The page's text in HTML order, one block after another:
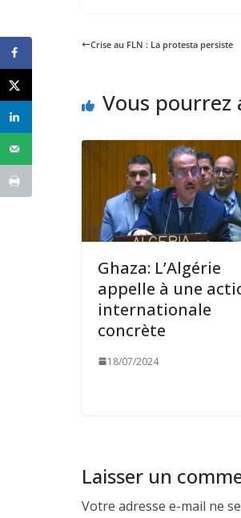
Crise au FLN : La protesta persiste
Vous pourrez
Ghaza: L’Algérie
appelle à une
internationale
concrète
18/07/2024
Laisser un
Votre adresse e-mail ne